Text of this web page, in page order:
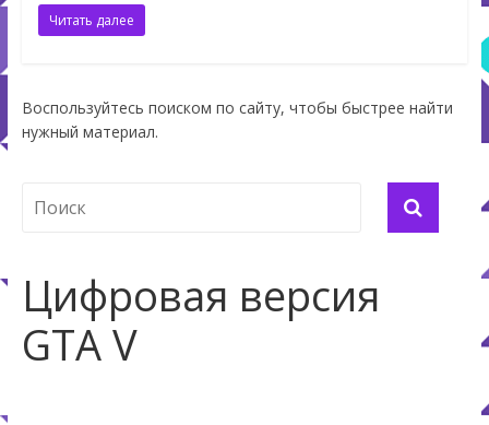
Читать далее
Воспользуйтесь поиском по сайту, чтобы быстрее найти
нужный материал.
Цифровая версия
GTA V